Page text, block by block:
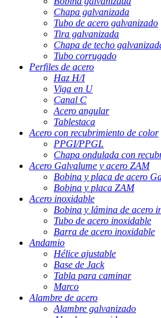
Chapa galvanizada
Tubo de acero galvanizado
Tira galvanizada
Chapa de techo
Tubo corrugado
Perfiles de acero
Haz H/I
Viga en U
Canal C
Acero angular
Tablestaca
Acero con recubrimiento de color
PPGI/PPGL
Chapa ondulada con
Acero Galvalume y acero ZAM
Bobina y placa de acero
Bobina y placa ZAM
Acero inoxidable
Bobina y lámina de acero
Tubo de acero inoxidable
Barra de acero inoxidable
Andamio
Hélice ajustable
Base de Jack
Tabla para caminar
Marco
Alambre de acero
Alambre galvanizado